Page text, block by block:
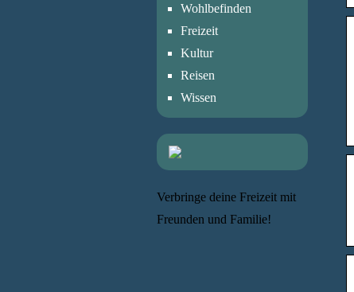
Wohlbefinden
Freizeit
Kultur
Reisen
Wissen
Verbringe deine Freizeit mit
Freunden und Familie!